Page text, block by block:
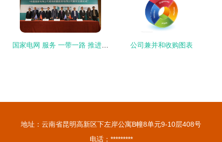
国家电网 服务 一带一路 推进互联互通 公司兼并和收购图表
地址：云南省昆明高新区下左岸公寓B幢8单元9-10层408号
电话：*********